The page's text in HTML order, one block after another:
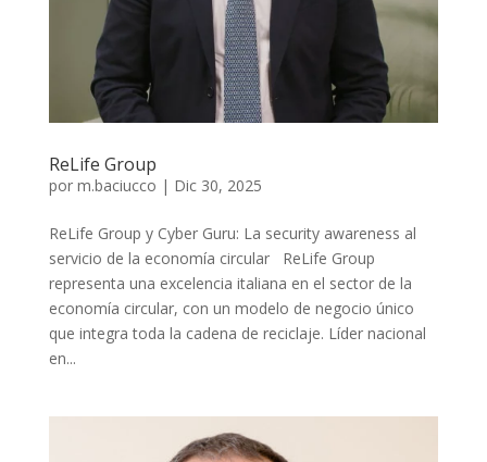
ReLife Group
por m.baciucco | Dic 30, 2025
ReLife Group y Cyber Guru: La security awareness al
servicio de la economía circular ReLife Group
representa una excelencia italiana en el sector de la
economía circular, con un modelo de negocio único
que integra toda la cadena de reciclaje. Líder nacional
en...